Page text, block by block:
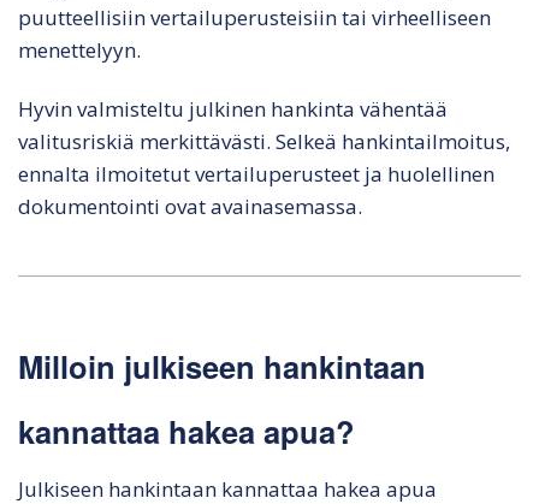
puutteellisiin vertailuperusteisiin tai virheelliseen
menettelyyn.
Hyvin valmisteltu julkinen hankinta vähentää
valitusriskiä merkittävästi. Selkeä hankintailmoitus,
ennalta ilmoitetut vertailuperusteet ja huolellinen
dokumentointi ovat avainasemassa.
Milloin julkiseen hankintaan
kannattaa hakea apua?
Julkiseen hankintaan kannattaa hakea apua